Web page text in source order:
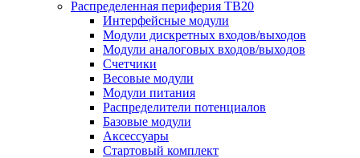
Распределенная периферия TB20
Интерфейсные модули
Модули дискретных входов/выходов
Модули аналоговых входов/выходов
Счетчики
Весовые модули
Модули питания
Распределители потенциалов
Базовые модули
Аксесcуары
Стартовый комплект